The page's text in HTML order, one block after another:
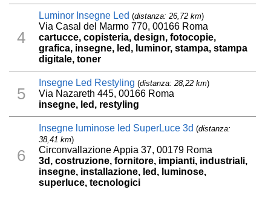
4
Luminor Insegne Led (distanza: 26,72 km)
Via Casal del Marmo 770, 00166 Roma
cartucce, copisteria, design, fotocopie,
grafica, insegne, led, luminor, stampa, stampa
digitale, toner
5
Insegne Led Restyling (distanza: 28,22 km)
Via Nazareth 445, 00166 Roma
insegne, led, restyling
6
Insegne luminose led SuperLuce 3d (distanza:
38,41 km)
Circonvallazione Appia 37, 00179 Roma
3d, costruzione, fornitore, impianti, industriali,
insegne, installazione, led, luminose,
superluce, tecnologici